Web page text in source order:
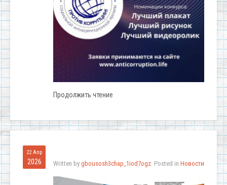
Продолжить чтение
22 Апр
2026 Written by gbousosh3chap_1iod7ogz. Posted in Новости